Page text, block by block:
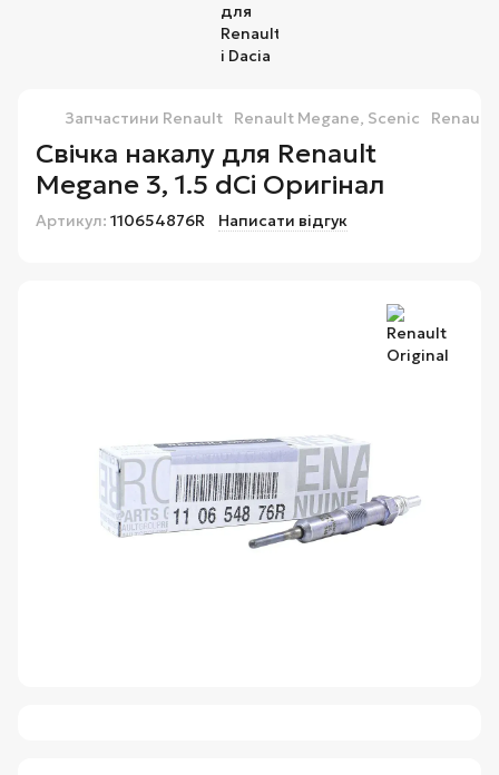
Запчастини Renault Renault Megane, Scenic Renault
Свічка накалу для Renault
Megane 3, 1.5 dCi Оригінал
Артикул: 110654876R Написати відгук